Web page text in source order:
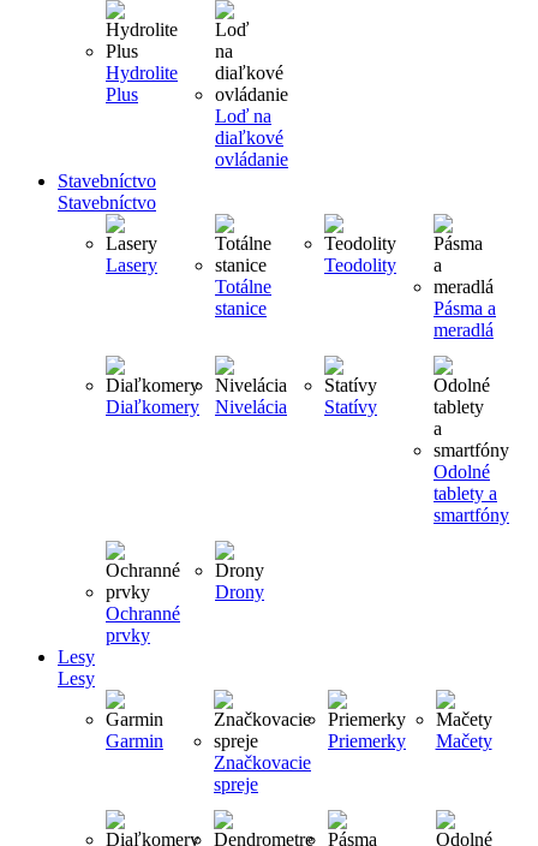
Hydrolite
Plus
Loď na
diaľkové
ovládanie
Stavebníctvo
Stavebníctvo
Lasery
Totálne
stanice
Teodolity
Pásma a
meradlá
Diaľkomery Nivelácia Statívy
Odolné
tablety a
smartfóny
Ochranné
prvky
Drony
Lesy
Lesy
Garmin
Značkovacie
spreje
Priemerky Mačety